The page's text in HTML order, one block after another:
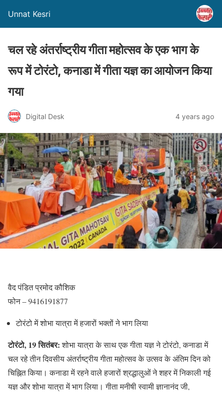
Unnat Kesri
चल रहे अंतर्राष्ट्रीय गीता महोत्सव के एक भाग के
रूप में टोरंटो, कनाडा में गीता यज्ञ का आयोजन किया
गया
Digital Desk 4 years ago
वैद पंडित प्रमोद कौशिक
फोन – 9416191877
टोरंटो में शोभा यात्रा में हजारों भक्तों ने भाग लिया
टोरंटो, 19 सितंबर:शोभा यात्रा के साथ एक गीता यज्ञ ने टोरंटो, कनाडा में
चल रहे तीन दिवसीय अंतर्राष्ट्रीय गीता महोत्सव के उत्सव के अंतिम दिन को
चिह्नित किया। कनाडा में रहने वाले हजारों श्रद्धालुओं ने शहर में निकाली गई
यज्ञ और शोभा यात्रा में भाग लिया। गीता मनीषी स्वामी ज्ञानानंद जी,